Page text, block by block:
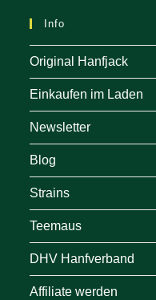
Info
Original Hanfjack
Einkaufen im Laden
Newsletter
Blog
Strains
Teemaus
DHV Hanfverband
Affiliate werden